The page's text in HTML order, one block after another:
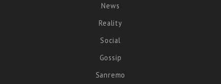
News
Reality
Social
Gossip
Sanremo